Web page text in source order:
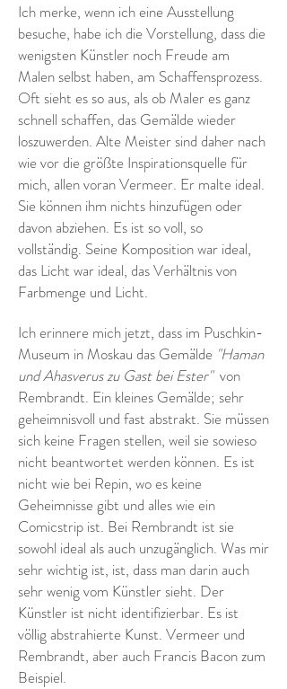
Ich merke, wenn ich eine Ausstellung
besuche, habe ich die Vorstellung, dass die
wenigsten Künstler noch Freude am
Malen selbst haben, am Schaffensprozess.
Oft sieht es so aus, als ob Maler es ganz
schnell schaffen, das Gemälde wieder
loszuwerden. Alte Meister sind daher nach
wie vor die größte Inspirationsquelle für
mich, allen voran Vermeer. Er malte ideal.
Sie können ihm nichts hinzufügen oder
davon abziehen. Es ist so voll, so
vollständig. Seine Komposition war ideal,
das Licht war ideal, das Verhältnis von
Farbmenge und Licht.
Ich erinnere mich jetzt, dass im Puschkin-
Museum in Moskau das Gemälde "Haman
und Ahasverus zu Gast bei Ester" von
Rembrandt. Ein kleines Gemälde; sehr
geheimnisvoll und fast abstrakt. Sie müssen
sich keine Fragen stellen, weil sie sowieso
nicht beantwortet werden können. Es ist
nicht wie bei Repin, wo es keine
Geheimnisse gibt und alles wie ein
Comicstrip ist. Bei Rembrandt ist sie
sowohl ideal als auch unzugänglich. Was mir
sehr wichtig ist, ist, dass man darin auch
sehr wenig vom Künstler sieht. Der
Künstler ist nicht identifizierbar. Es ist
völlig abstrahierte Kunst. Vermeer und
Rembrandt, aber auch Francis Bacon zum
Beispiel.